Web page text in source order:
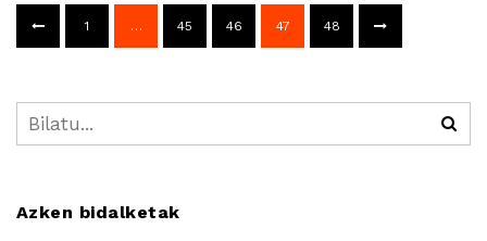
1 … 45 46 47 48
Azken bidalketak